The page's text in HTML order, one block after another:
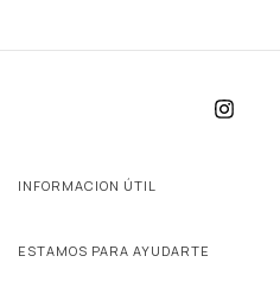
INFORMACION ÚTIL
ESTAMOS PARA AYUDARTE